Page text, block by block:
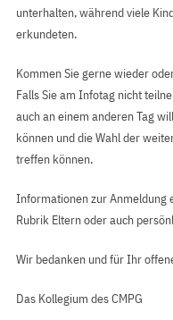
unterhalten, während viele
erkundeten.
Kommen Sie gerne wieder
Falls Sie am Infotag nicht
auch an einem anderen Tag
können und die Wahl der
treffen können.
Informationen zur Anmeldung
Rubrik Eltern oder auch
Wir bedanken und für Ihr
Das Kollegium des CMPG